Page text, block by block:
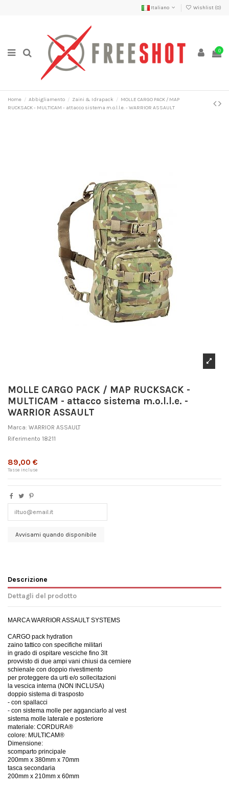
Italiano Wishlist (0)
0
Home Abbigliamento Zaini & Idrapack
MOLLE CARGO PACK / MAP
RUCKSACK - MULTICAM - attacco sistema m.o.l.l.e. - WARRIOR ASSAULT
MOLLE CARGO PACK / MAP RUCKSACK -
MULTICAM - attacco sistema m.o.l.l.e. -
WARRIOR ASSAULT
Marca: WARRIOR ASSAULT
Riferimento 18211
89,00 €
Tasse incluse
Descrizione
Dettagli del prodotto
MARCA WARRIOR ASSAULT SYSTEMS
CARGO pack hydration
zaino tattico con specifiche militari
in grado di ospitare vesciche fino 3lt
provvisto di due ampi vani chiusi da cerniere
schienale con doppio rivestimento
per proteggere da urti e/o sollecitazioni
la vescica interna (NON INCLUSA)
doppio sistema di trasposto
- con spallacci
- con sistema molle per agganciarlo al vest
sistema molle laterale e posteriore
materiale: CORDURA®
colore: MULTICAM®
Dimensione:
scomparto principale
200mm x 380mm x 70mm
tasca secondaria
200mm x 210mm x 60mm